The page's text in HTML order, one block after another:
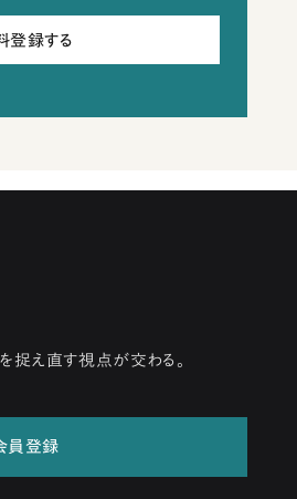
登録する
捉え直す視点が交わる。
員登録